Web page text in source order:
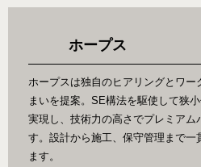
ホープス
ホープスは独自のヒアリングとワー
まいを提案。SE構法を駆使して狭
実現し、技術力の高さでプレミアム
す。設計から施工、保守管理まで
ます。